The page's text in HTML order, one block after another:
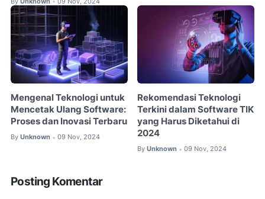
Mengenal Teknologi untuk
Mencetak Ulang Software:
Proses dan Inovasi Terbaru
By Unknown • 09 Nov, 2024
Rekomendasi Teknologi
Terkini dalam Software TIK
yang Harus Diketahui di
2024
By Unknown • 09 Nov, 2024
Posting Komentar